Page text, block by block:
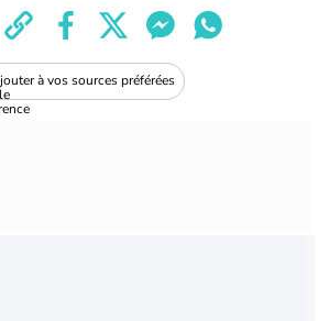
à vos sources préférées